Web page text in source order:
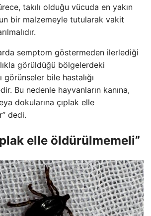
takılı olduğu vücuda en yakın
bir malzemeyle tutularak vakit
semptom göstermeden ilerlediği
görüldüğü bölgelerdeki
görünseler bile hastalığı
Bu nedenle hayvanların kanına,
dokularına çıplak elle
dedi.
elle öldürülmemeli”